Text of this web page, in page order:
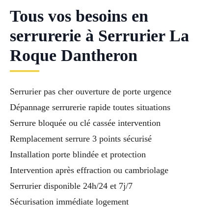
Tous vos besoins en
serrurerie à Serrurier La
Roque Dantheron
Serrurier pas cher ouverture de porte urgence
Dépannage serrurerie rapide toutes situations
Serrure bloquée ou clé cassée intervention
Remplacement serrure 3 points sécurisé
Installation porte blindée et protection
Intervention après effraction ou cambriolage
Serrurier disponible 24h/24 et 7j/7
Sécurisation immédiate logement